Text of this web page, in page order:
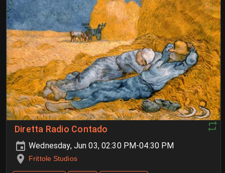
Diretta Radio Contado
Wednesday, Jun 03, 02:30 PM-04:30 PM
Frittole Studios